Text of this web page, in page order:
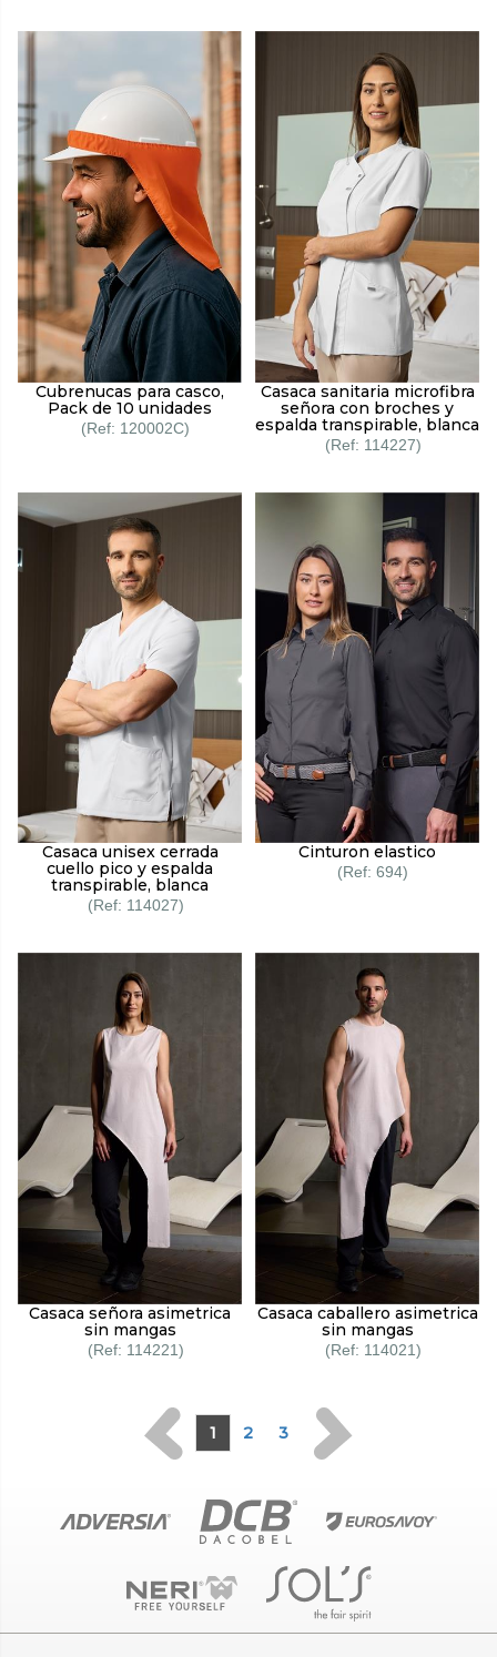
Cubrenucas para casco,
Pack de 10 unidades
120002C
Casaca sanitaria microfibra
señora con broches y
espalda transpirable, blanca
114227
Casaca unisex cerrada
cuello pico y espalda
transpirable, blanca
114027
Cinturon elastico
694
Casaca señora asimetrica
sin mangas
114221
Casaca caballero asimetrica
sin mangas
114021
1 2 3